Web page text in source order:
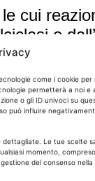
come i cookie
permetterà a noi e
o gli ID univoci su
può influire
Le tue scelte
momento,
del consenso
cui
e
a trovarci
alle
ottime mani,
per i capelli.